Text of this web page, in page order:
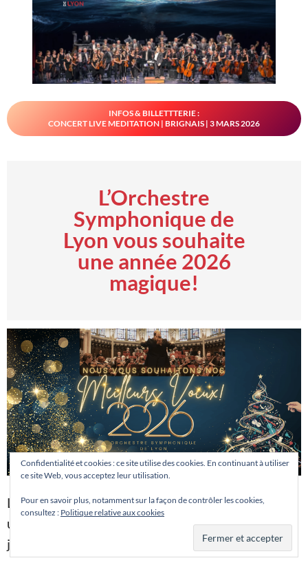
INFOS & BILLETTTERIE :
CONCERT LIVE MEDITATION | BRIGNAIS | 3 MARS 2026
L’Orchestre
Symphonique de
Lyon vous souhaite
une année 2026
magique!
L’Orchestre Symphonique de Lyon vous souhaite
une merveilleuse année 2026, pleine de magie, de
joie et de belles surprises.
Confidentialité et cookies : ce site utilise des cookies. En continuant à utiliser
ce site Web, vous acceptez leur utilisation.
Pour en savoir plus, notamment sur la façon de contrôler les cookies,
consultez : Politique relative aux cookies